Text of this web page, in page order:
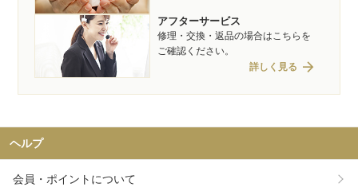
アフターサービス
修理・交換・返品の場合はこちらを
ご確認ください。
詳しく見る arrow_forward
ヘルプ
会員・ポイントについて